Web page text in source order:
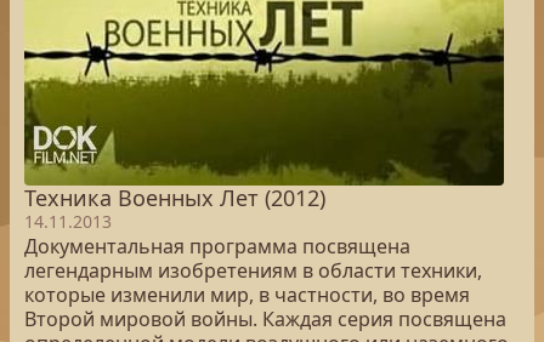
Техника Военных Лет (2012)
14.11.2013
Документальная программа посвящена
легендарным изобретениям в области техники,
которые изменили мир, в частности, во время
Второй мировой войны. Каждая серия посвящена